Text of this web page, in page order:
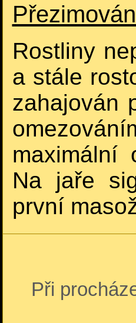
Rostliny
a stále
zahajován
maximální
Na jaře
první
Při